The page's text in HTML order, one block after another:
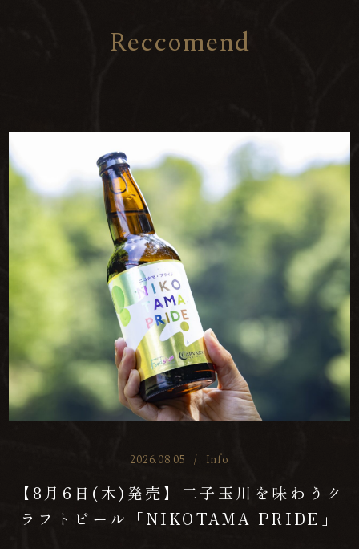
Reccomend
2026.08.05 / Info
【8月6日(木)発売】二子玉川を味わうク
ラフトビール「NIKOTAMA PRIDE」